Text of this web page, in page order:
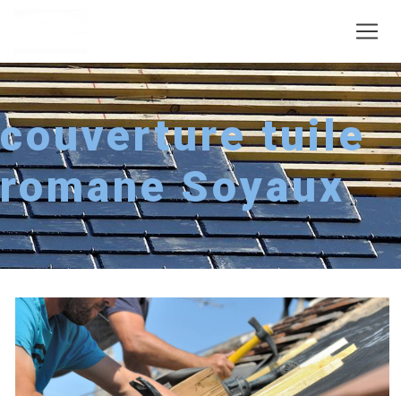
couverture tuile
romane Soyaux